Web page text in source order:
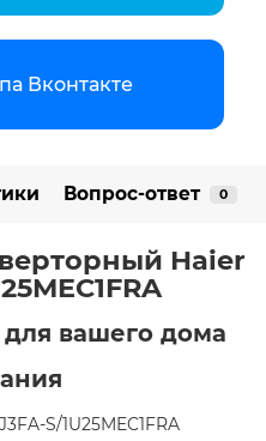
Вконтакте
Вопрос-ответ 0
Haier
вашего дома
S/1U25MEC1FRA